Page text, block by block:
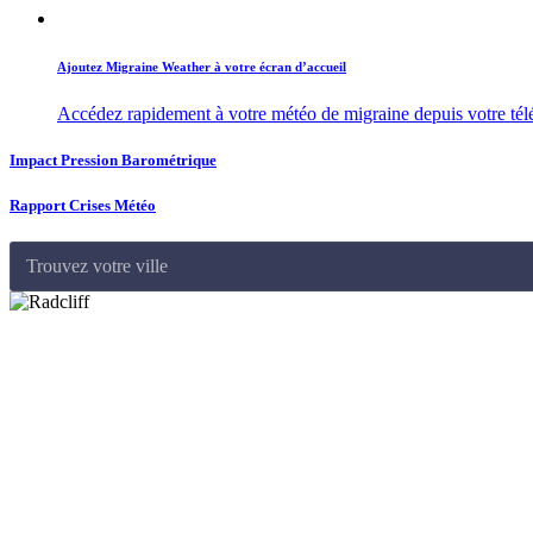
Ajoutez Migraine Weather à votre écran d’accueil
Accédez rapidement à votre météo de migraine depuis votre
Impact Pression Barométrique
Rapport Crises Météo
Trouvez votre ville